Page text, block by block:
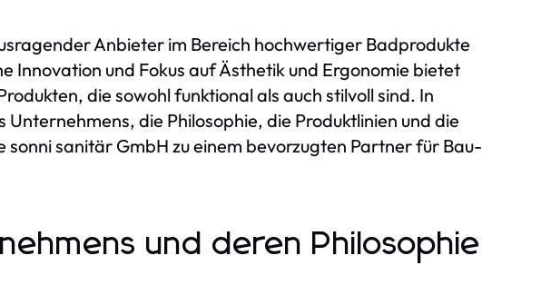
Anbieter im Bereich hochwertiger Badprodukte
Innovation und Fokus auf Ästhetik und Ergonomie bietet
die sowohl funktional als auch stilvoll sind. In
die Philosophie, die Produktlinien und die
sanitär GmbH zu einem bevorzugten Partner für Bau-
und deren Philosophie